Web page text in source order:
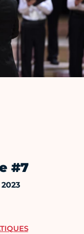
#7